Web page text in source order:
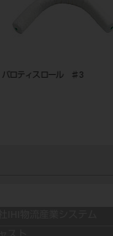
パロティスロール ♯3